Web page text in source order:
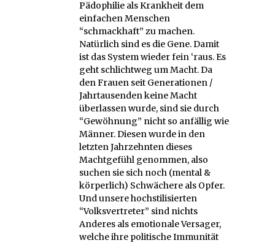
Pädophilie als Krankheit dem
einfachen Menschen
“schmackhaft” zu machen.
Natürlich sind es die Gene. Damit
ist das System wieder fein ‘raus. Es
geht schlichtweg um Macht. Da
den Frauen seit Generationen /
Jahrtausenden keine Macht
überlassen wurde, sind sie durch
“Gewöhnung” nicht so anfällig wie
Männer. Diesen wurde in den
letzten Jahrzehnten dieses
Machtgefühl genommen, also
suchen sie sich noch (mental &
körperlich) Schwächere als Opfer.
Und unsere hochstilisierten
“Volksvertreter” sind nichts
Anderes als emotionale Versager,
welche ihre politische Immunität